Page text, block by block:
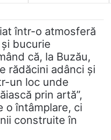
într-o atmosferă
bucurie
că, la Buzău,
rădăcini adânci și
un loc unde
prin artă”,
o întâmplare, ci
construite în